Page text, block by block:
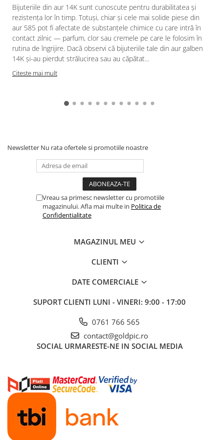
Bijuteriile din aur 14K sunt cunoscute pentru durabilitatea și
rezistența lor în timp. Totuși, chiar și cele mai solide piese din
aur 585 pot fi afectate de substanțele chimice cu care intră în
contact zilnic — parfum, clor sau cremele pe care le folosim în
rutina de îngrijire. Dacă observi că bijuteriile tale din aur galben
14K și-au pierdut strălucirea sau au căpătat...
Citeste mai mult
Newsletter Nu rata ofertele si promotiile noastre
Vreau sa primesc newsletter cu promotiile
magazinului. Afla mai multe in Politica de
Confidentialitate
MAGAZINUL MEU
CLIENTI
DATE COMERCIALE
SUPORT CLIENTI LUNI - VINERI: 9:00 - 17:00
0761 766 565
contact@goldpic.ro
SOCIAL URMARESTE-NE IN SOCIAL MEDIA